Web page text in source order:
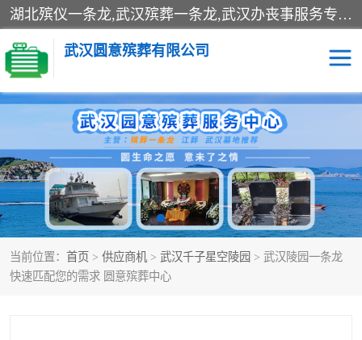
湖北殡仪一条龙,武汉殡葬一条龙,武汉办丧事服务专理红白佛事、病人临终关怀、医院或家中老人去世穿寿衣、灵车遗体接运、殡仪馆告别厅预约、办理火葬场手续、民俗丧事策划、遗体告别仪式、民俗礼仪服务、殡葬礼仪策划、陵园墓位导购、寺庙塔位择吉、往生功德策划、民俗功德策划、异地殡葬礼仪服务、异地骨灰接送返乡
武汉圆意殡葬有限公司
当前位置： 首页 > 供应商机 > 武汉千子星空陵园 > 武汉陵园一条龙
快速匹配您的需求 圆意殡葬中心
殡葬一条龙服务 江葬一条龙服务
武汉锦辉天堂文化园 仙鹤湖湿地公园
长乐园陵园 万福净土陵园
武汉市阳逻九龙宫陵园 石门峰人文纪念园